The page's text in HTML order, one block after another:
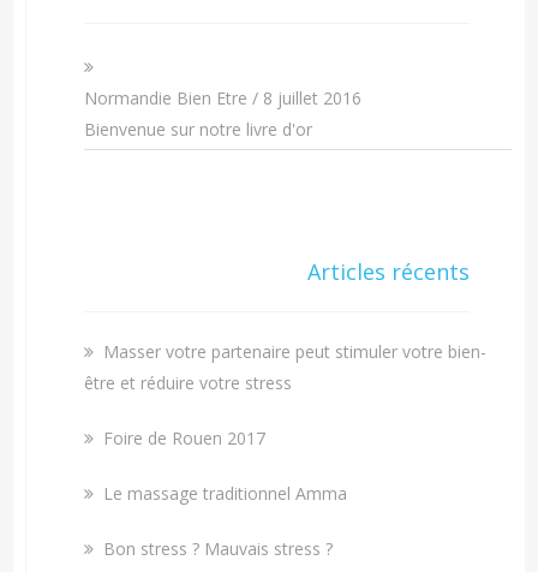
Normandie Bien Etre / 8 juillet 2016
Bienvenue sur notre livre d'or
Articles récents
Masser votre partenaire peut stimuler votre bien-
être et réduire votre stress
Foire de Rouen 2017
Le massage traditionnel Amma
Bon stress ? Mauvais stress ?